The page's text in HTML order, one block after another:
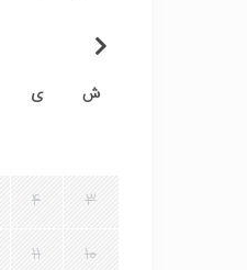
ش ی
3
4
10
11